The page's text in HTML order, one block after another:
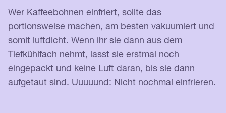
Wer Kaffeebohnen einfriert, sollte das
portionsweise machen, am besten vakuumiert und
somit luftdicht. Wenn ihr sie dann aus dem
Tiefkühlfach nehmt, lasst sie erstmal noch
eingepackt und keine Luft daran, bis sie dann
aufgetaut sind. Uuuuund: Nicht nochmal einfrieren.